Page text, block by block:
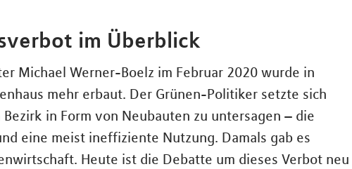
im Überblick
Michael Werner-Boelz im Februar 2020 wurde in
mehr erbaut. Der Grünen-Politiker setzte sich
in Form von Neubauten zu untersagen – die
eine meist ineffiziente Nutzung. Damals gab es
Heute ist die Debatte um dieses Verbot neu